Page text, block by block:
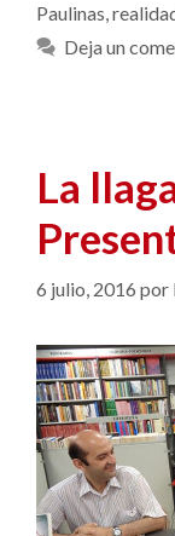
Paulinas,
Deja un
La
6 julio, 2016 por